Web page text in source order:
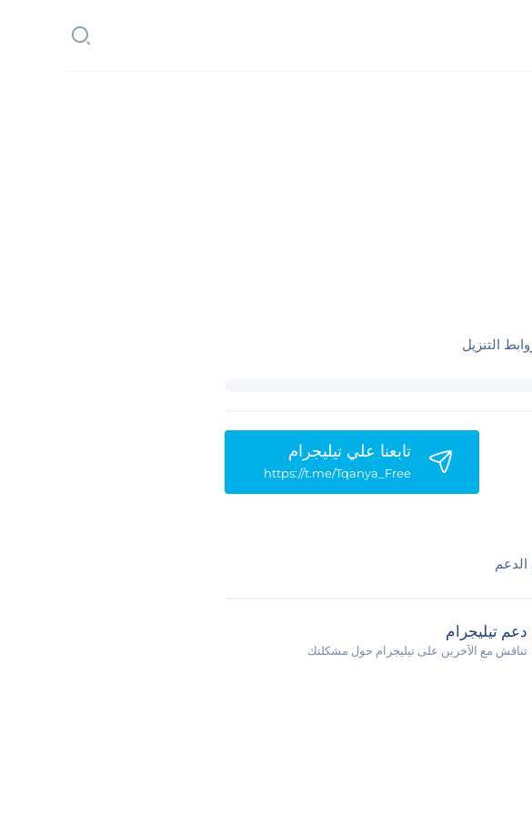
التنزيل
تابعنا علي تيليجرام
https://t.me/Tqanya_Free
دعم تيليجرام
تناقش مع الآخرين على تيليجرام حول مشكلتك